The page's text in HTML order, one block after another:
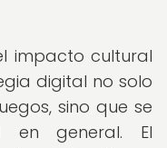
impacto cultural
digital no solo
sino que se
en general. El